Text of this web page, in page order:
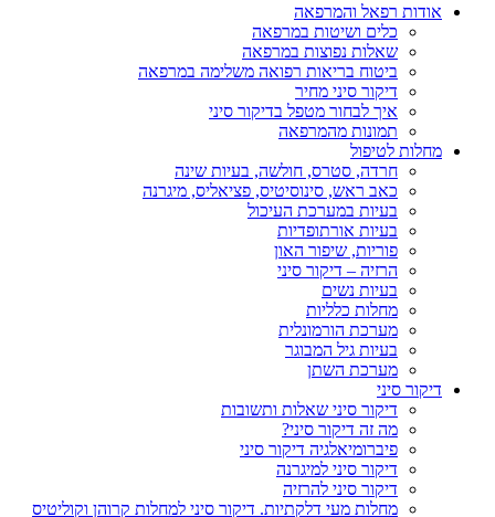
אודות רפאל והמרפאה
כלים ושיטות במרפאה
שאלות נפוצות במרפאה
ביטוח בריאות רפואה משלימה במרפאה
דיקור סיני מחיר
איך לבחור מטפל בדיקור סיני
תמונות מהמרפאה
מחלות לטיפול
חרדה, סטרס, חולשה, בעיות שינה
כאב ראש, סינוסיטיס, פציאליס, מיגרנה
בעיות במערכת העיכול
בעיות אורתופדיות
פוריות, שיפור האון
הרזיה – דיקור סיני
בעיות נשים
מחלות כלליות
מערכת הורמונלית
בעיות גיל המבוגר
מערכת השתן
דיקור סיני
דיקור סיני שאלות ותשובות
מה זה דיקור סיני?
פיברומיאלגיה דיקור סיני
דיקור סיני למיגרנה
דיקור סיני להרזיה
מחלות מעי דלקתיות. דיקור סיני למחלות קרוהן וקוליטיס